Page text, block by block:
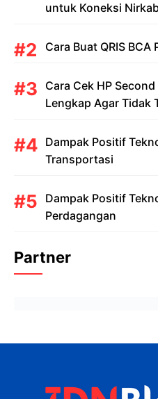
untuk Koneksi
Cara Buat QRIS
Cara Cek HP
Lengkap Agar Tidak
Dampak Positif
Transportasi
Dampak Positif
Perdagangan
Partner